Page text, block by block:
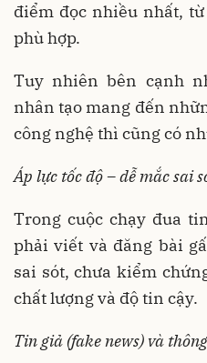
điểm đọc nhiều nhất,
phù hợp.
Tuy nhiên bên cạnh
nhân tạo mang đến
công nghệ thì cũng có
Áp lực tốc độ – dễ mắc sai
Trong cuộc chạy đua
phải viết và đăng bài
sai sót, chưa kiểm
chất lượng và độ tin cậy.
Tin giả (fake news) và